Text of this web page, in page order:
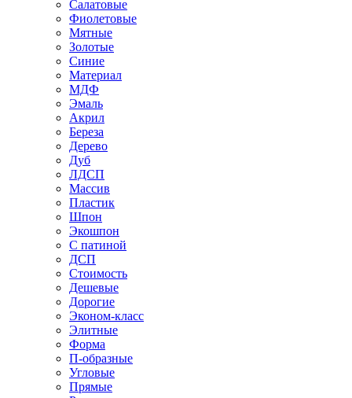
Салатовые
Фиолетовые
Мятные
Золотые
Синие
Материал
МДФ
Эмаль
Акрил
Береза
Дерево
Дуб
ЛДСП
Массив
Пластик
Шпон
Экошпон
С патиной
ДСП
Стоимость
Дешевые
Дорогие
Эконом-класс
Элитные
Форма
П-образные
Угловые
Прямые